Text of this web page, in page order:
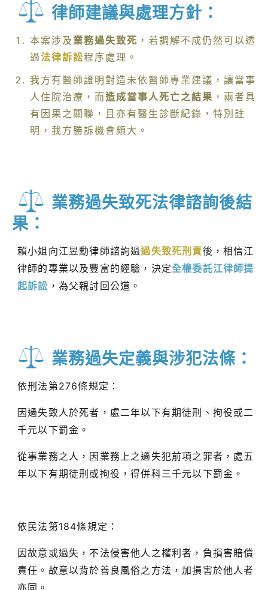
律師建議與處理方針：
本案涉及 業務過失致死 ，若調解不成仍然可以透
過法律訴訟程序處理。
我方有醫師證明對造未依醫師專業建議，讓當事
人住院治療，而造成當事人死亡之結果 ，兩者具
有因果之關聯，且亦有醫生診斷紀錄，特別註
明，我方勝訴機會頗大。
業務過失致死法律諮詢後結
果：
賴小姐向江昱勳律師諮詢過過失致死刑責後，相信江
律師的專業以及豐富的經驗，決定全權委託江律師提
起訴訟 ，為父親討回公道。
業務過失定義與涉犯法條：
依刑法第276條規定：
因過失致人於死者，處二年以下有期徒刑、拘役或二
千元以下罰金。
從事業務之人，因業務上之過失犯前項之罪者，處五
年以下有期徒刑或拘役，得併科三千元以下罰金。
依民法第184條規定：
因故意或過失，不法侵害他人之權利者，負損害賠償
責任。故意以背於善良風俗之方法，加損害於他人者